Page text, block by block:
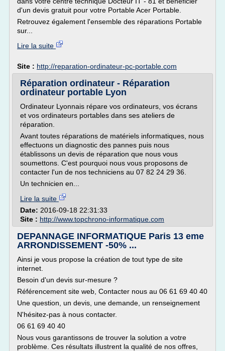
d'un devis gratuit pour votre Portable Acer Portable.
Retrouvez également l'ensemble des réparations Portable
sur...
Lire la suite
Site : http://reparation-ordinateur-pc-portable.com
Réparation ordinateur - Réparation
ordinateur portable Lyon
Ordinateur Lyonnais répare vos ordinateurs, vos écrans
et vos ordinateurs portables dans ses ateliers de
réparation.
Avant toutes réparations de matériels informatiques, nous
effectuons un diagnostic des pannes puis nous
établissons un devis de réparation que nous vous
soumettons. C'est pourquoi nous vous proposons de
contacter l'un de nos techniciens au 07 82 24 29 36.
Un technicien en...
Lire la suite
Date: 2016-09-18 22:31:33
Site : http://www.topchrono-informatique.com
DEPANNAGE INFORMATIQUE Paris 13 eme
ARRONDISSEMENT -50% ...
Ainsi je vous propose la création de tout type de site
internet.
Besoin d'un devis sur-mesure ?
Référencement site web, Contacter nous au 06 61 69 40 40
Une question, un devis, une demande, un renseignement
N'hésitez-pas à nous contacter.
06 61 69 40 40
Nous vous garantissons de trouver la solution a votre
problème. Ces résultats illustrent la qualité de nos offres,